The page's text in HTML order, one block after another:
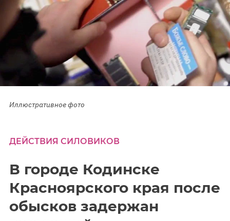
Иллюстративное фото
ДЕЙСТВИЯ СИЛОВИКОВ
В городе Кодинске
Красноярского края после
обысков задержан